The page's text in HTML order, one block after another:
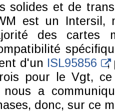
solides et de
est un Intersil,
des cartes
d'un ISL95856
,
pour le Vgt, ce
a
donc, sur ce